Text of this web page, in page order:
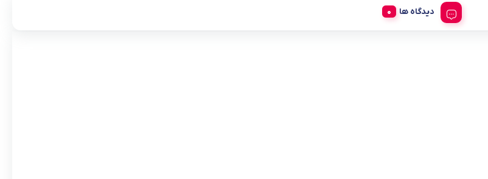
دیدگاه ها